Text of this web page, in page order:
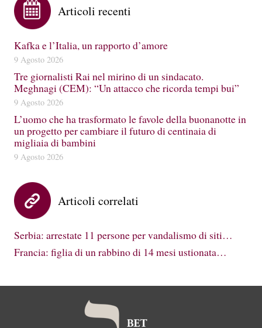
Articoli recenti
Kafka e l’Italia, un rapporto d’amore
9 Agosto 2026
Tre giornalisti Rai nel mirino di un sindacato.
Meghnagi (CEM): “Un attacco che ricorda tempi bui”
9 Agosto 2026
L’uomo che ha trasformato le favole della buonanotte in
un progetto per cambiare il futuro di centinaia di
migliaia di bambini
9 Agosto 2026
Articoli correlati
Serbia: arrestate 11 persone per vandalismo di siti…
Francia: figlia di un rabbino di 14 mesi ustionata…